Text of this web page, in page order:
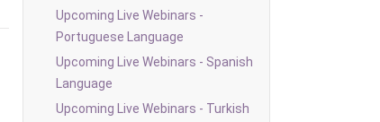
Upcoming Live Webinars -
Portuguese Language
Upcoming Live Webinars - Spanish
Language
Upcoming Live Webinars - Turkish